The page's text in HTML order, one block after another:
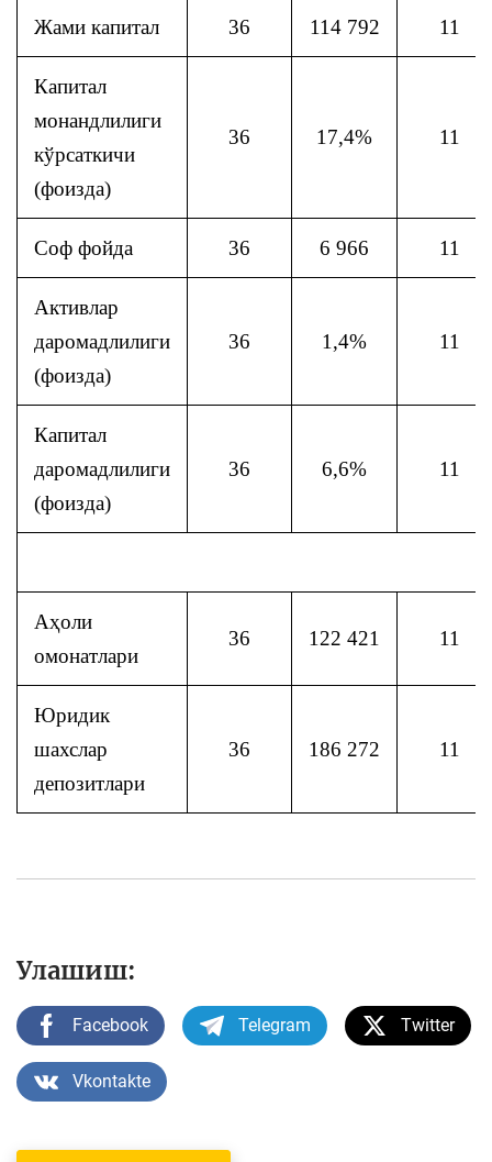
Жами капитал 36 114 792 11
Капитал
монандлилиги
кўрсаткичи
(фоизда)
36 17,4% 11
Соф фойда 36 6 966 11
Активлар
даромадлилиги
(фоизда)
36 1,4% 11
Капитал
даромадлилиги
(фоизда)
36 6,6% 11
Аҳоли
омонатлари
36 122 421 11
Юридик
шахслар
депозитлари
36 186 272 11
Улашиш:
Facebook Telegram Twitter
Vkontakte